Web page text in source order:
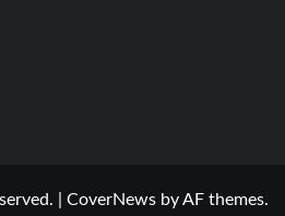
CoverNews by AF themes.